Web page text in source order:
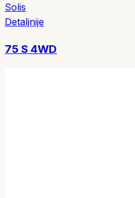
Solis
Detaljnije
75 S 4WD